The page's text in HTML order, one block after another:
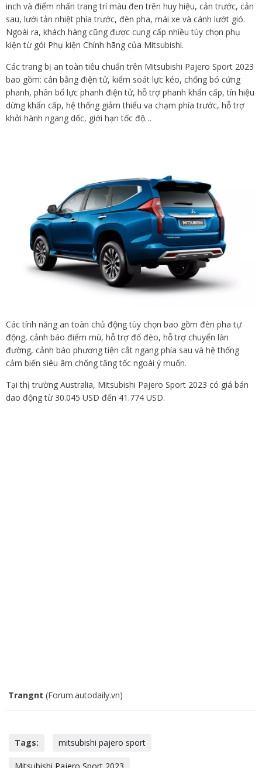
inch và điểm nhấn trang trí màu đen trên huy hiệu, cản trước, cản
sau, lưới tản nhiệt phía trước, đèn pha, mái xe và cánh lướt gió.
Ngoài ra, khách hàng cũng được cung cấp nhiều tùy chọn phụ
kiện từ gói Phụ kiện Chính hãng của Mitsubishi.
Các trang bị an toàn tiêu chuẩn trên Mitsubishi Pajero Sport 2023
bao gồm: cân bằng điện tử, kiểm soát lực kéo, chống bó cứng
phanh, phân bổ lực phanh điện tử, hỗ trợ phanh khẩn cấp, tín hiệu
dừng khẩn cấp, hệ thống giảm thiểu va chạm phía trước, hỗ trợ
khởi hành ngang dốc, giới hạn tốc độ…
Các tính năng an toàn chủ động tùy chọn bao gồm đèn pha tự
động, cảnh báo điểm mù, hỗ trợ đổ đèo, hỗ trợ chuyển làn
đường, cảnh báo phương tiện cắt ngang phía sau và hệ thống
cảm biến siêu âm chống tăng tốc ngoài ý muốn.
Tại thị trường Australia, Mitsubishi Pajero Sport 2023 có giá bán
dao động từ 30.045 USD đến 41.774 USD.
Trangnt (Forum.autodaily.vn)
Tags: mitsubishi pajero sport